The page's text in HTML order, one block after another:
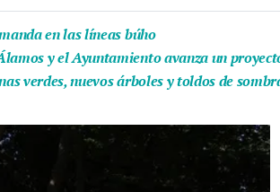
en las líneas búho
y el Ayuntamiento avanza un
verdes, nuevos árboles y toldos de